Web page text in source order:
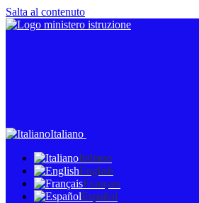
Salta al contenuto
Italiano
Italiano
English
Français
Español